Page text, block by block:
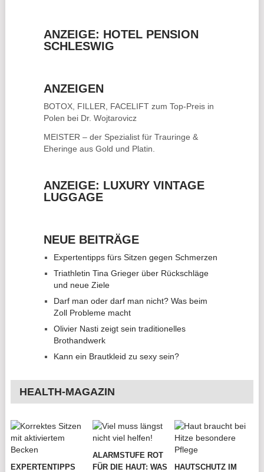
ANZEIGE: HOTEL PENSION
SCHLESWIG
ANZEIGEN
BOTOX, FILLER, FACELIFTzum Top-Preis in
Polen bei Dr. Wojtarovicz
MEISTER – der Spezialist für Trauringe &
Eheringe aus Gold und Platin.
ANZEIGE: LUXURY VINTAGE
LUGGAGE
NEUE BEITRÄGE
Expertentipps fürs Sitzen gegen Schmerzen
Triathletin Tina Grieger über Rückschläge
und neue Ziele
Darf man oder darf man nicht? Was beim
Zoll Probleme macht
Olivier Nasti zeigt sein traditionelles
Brothandwerk
Kann ein Brautkleid zu sexy sein?
HEALTH-MAGAZIN
EXPERTENTIPPS
ALARMSTUFE ROT
FÜR DIE HAUT: WAS
HAUTSCHUTZ IM